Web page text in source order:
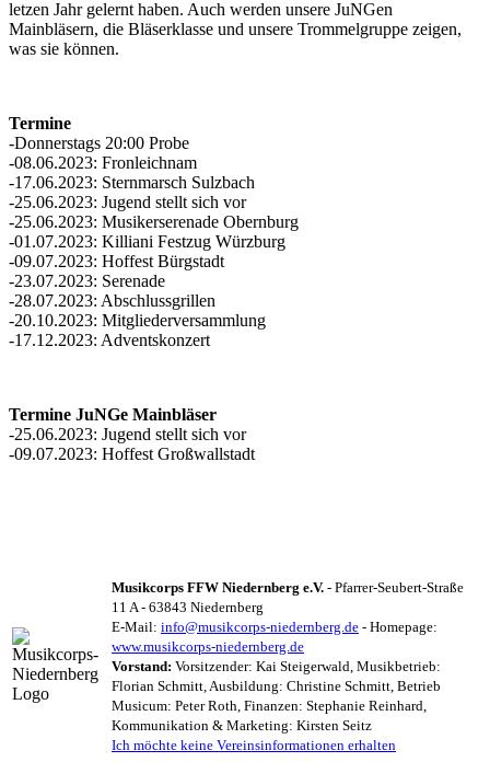
letzen Jahr gelernt haben. Auch werden unsere JuNGen
Mainbläsern, die Bläserklasse und unsere Trommelgruppe zeigen,
was sie können.
Termine
-Donnerstags 20:00 Probe
-08.06.2023: Fronleichnam
-17.06.2023: Sternmarsch Sulzbach
-25.06.2023: Jugend stellt sich vor
-25.06.2023: Musikerserenade Obernburg
-01.07.2023: Killiani Festzug Würzburg
-09.07.2023: Hoffest Bürgstadt
-23.07.2023: Serenade
-28.07.2023: Abschlussgrillen
-20.10.2023: Mitgliederversammlung
-17.12.2023: Adventskonzert
Termine JuNGe Mainbläser
-25.06.2023: Jugend stellt sich vor
-09.07.2023: Hoffest Großwallstadt
Musikcorps FFW Niedernberg e.V. - Pfarrer-Seubert-Straße
11 A - 63843 Niedernberg
E-Mail: info@musikcorps-niedernberg.de - Homepage:
www.musikcorps-niedernberg.de
Vorstand: Vorsitzender: Kai Steigerwald, Musikbetrieb:
Florian Schmitt, Ausbildung: Christine Schmitt, Betrieb
Musicum: Peter Roth, Finanzen: Stephanie Reinhard,
Kommunikation & Marketing: Kirsten Seitz
Ich möchte keine Vereinsinformationen erhalten